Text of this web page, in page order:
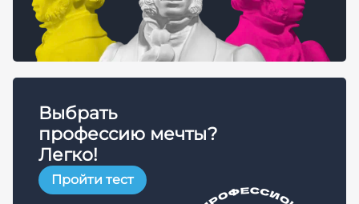
Выбрать
профессию мечты?
Легко!
Пройти тест